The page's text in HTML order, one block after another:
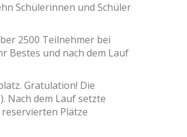
Schülerinnen und Schüler
2500 Teilnehmer bei
Bestes und nach dem Lauf
Gratulation! Die
Nach dem Lauf setzte
reservierten Plätze